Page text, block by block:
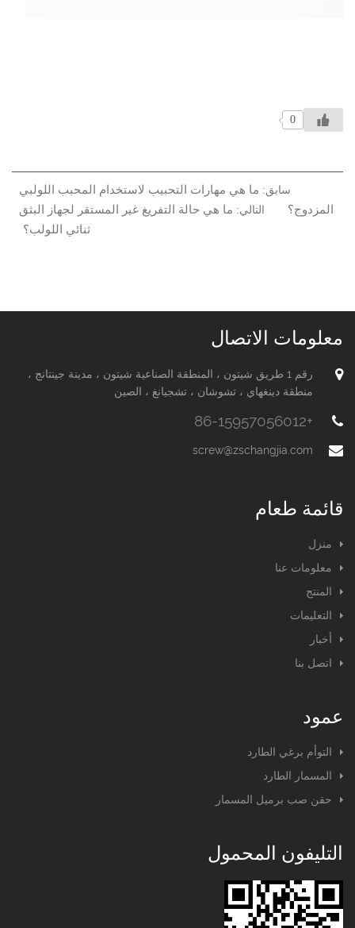
0
سابق: ما هي مهارات التحبيب لاستخدام المحبب اللولبي
المزدوج؟
التالي: ما هي حالة التفريغ غير المستقر لجهاز البثق
ثنائي اللولب؟
معلومات الاتصال
رقم 1 طريق شيتون ، المنطقة الصناعية شيتون ، مدينة جينتانج ،
منطقة دينغهاي ، تشوشان ، تشجيانغ ، الصين
+86-15957056012
screw@zschangjia.com
قائمة طعام
منزل
معلومات عنا
المنتج
التعليمات
أخبار
اتصل بنا
عمود
التوأم برغي الطارد
المسمار الطارد
حقن صب برميل المسمار
التليفون المحمول